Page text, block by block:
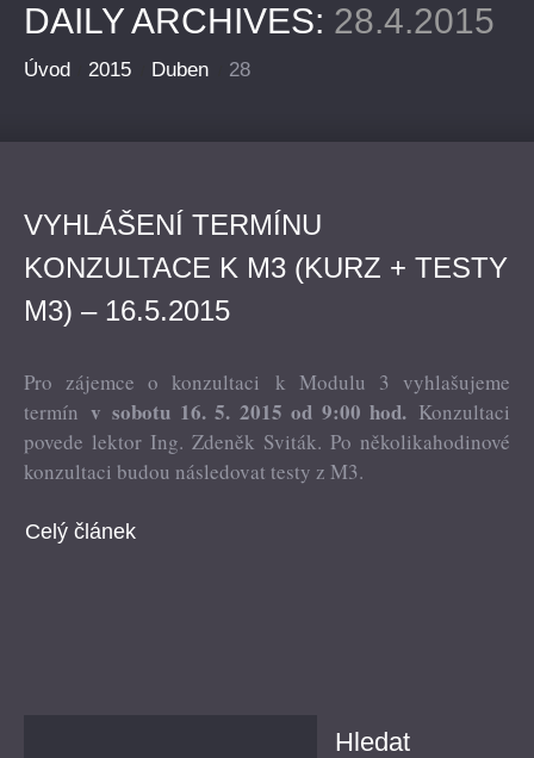
DAILY ARCHIVES: 28.4.2015
Úvod 2015 Duben 28
VYHLÁŠENÍ TERMÍNU
KONZULTACE K M3 (KURZ + TESTY
M3) – 16.5.2015
Pro zájemce o konzultaci k Modulu 3 vyhlašujeme
termín v sobotu 16. 5. 2015 od 9:00 hod. Konzultaci
povede lektor Ing. Zdeněk Sviták. Po několikahodinové
konzultaci budou následovat testy z M3.
Celý článek